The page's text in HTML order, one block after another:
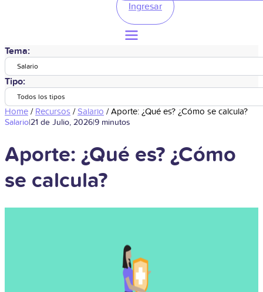
Ingresar
Tema:
Salario
Tipo:
Todos los tipos
Home / Recursos /Salario /Aporte: ¿Qué es? ¿Cómo se calcula?
Salario|21 de Julio, 2026|9 minutos
Aporte: ¿Qué es? ¿Cómo
se calcula?